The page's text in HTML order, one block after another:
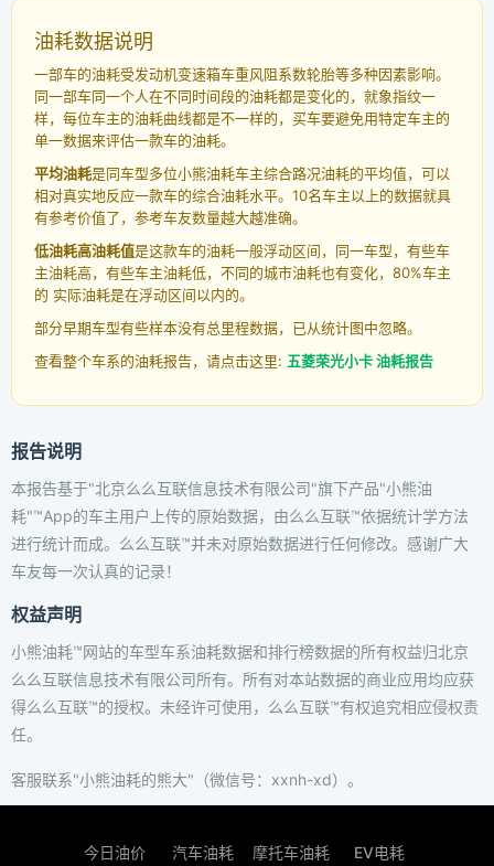
油耗数据说明
一部车的油耗受发动机变速箱车重风阻系数轮胎等多种因素影响。
同一部车同一个人在不同时间段的油耗都是变化的，就象指纹一
样，每位车主的油耗曲线都是不一样的，买车要避免用特定车主的
单一数据来评估一款车的油耗。
平均油耗是同车型多位小熊油耗车主综合路况油耗的平均值，可以
相对真实地反应一款车的综合油耗水平。10名车主以上的数据就具
有参考价值了，参考车友数量越大越准确。
低油耗高油耗值是这款车的油耗一般浮动区间，同一车型，有些车
主油耗高，有些车主油耗低，不同的城市油耗也有变化，80%车主
的 实际油耗是在浮动区间以内的。
部分早期车型有些样本没有总里程数据，已从统计图中忽略。
查看整个车系的油耗报告，请点击这里: 五菱荣光小卡 油耗报告
报告说明
本报告基于"北京么么互联信息技术有限公司"旗下产品"小熊油
耗"™App的车主用户上传的原始数据，由么么互联™依据统计学方法
进行统计而成。么么互联™并未对原始数据进行任何修改。感谢广大
车友每一次认真的记录！
权益声明
小熊油耗™网站的车型车系油耗数据和排行榜数据的所有权益归北京
么么互联信息技术有限公司所有。所有对本站数据的商业应用均应获
得么么互联™的授权。未经许可使用，么么互联™有权追究相应侵权责
任。
客服联系"小熊油耗的熊大"（微信号：xxnh-xd）。
今日油价 汽车油耗 摩托车油耗 EV电耗